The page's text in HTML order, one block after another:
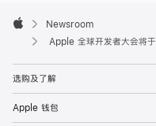
Footer

Apple
Newsroom
Apple 全球开发者大会将于
选购及了解
Apple 钱包